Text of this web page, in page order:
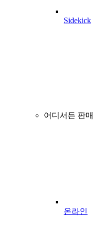
Sidekick
어디서든 판매
온라인